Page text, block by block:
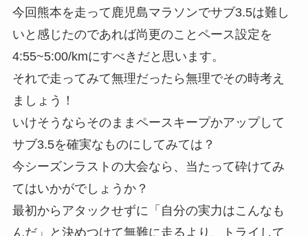
今回熊本を走って鹿児島マラソンでサブ3.5は難し
いと感じたのであれば尚更のことペース設定を
4:55~5:00/kmにすべきだと思います。
それで走ってみて無理だったら無理でその時考え
ましょう！
いけそうならそのままペースキープかアップして
サブ3.5を確実なものにしてみては？
今シーズンラストの大会なら、当たって砕けてみ
てはいかがでしょうか？
最初からアタックせずに「自分の実力はこんなも
んだ」と決めつけて無難に走るより、トライして